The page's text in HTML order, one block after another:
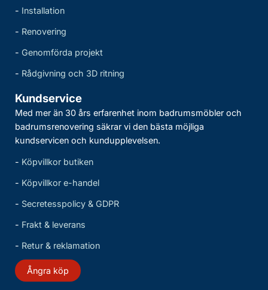
- Installation
- Renovering
- Genomförda projekt
- Rådgivning och 3D ritning
Kundservice
Med mer än 30 års erfarenhet inom badrumsmöbler och
badrumsrenovering säkrar vi den bästa möjliga
kundservicen och kundupplevelsen.
- Köpvillkor butiken
- Köpvillkor e-handel
- Secretesspolicy & GDPR
- Frakt & leverans
- Retur & reklamation
Ångra köp